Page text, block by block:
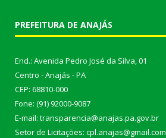
PREFEITURA DE ANAJÁS
End.: Avenida Pedro José da Silva, 01
Centro - Anajás - PA
CEP: 68810-000
Fone: (91) 92000-9087
E-mail: transparencia@anajas.pa.gov.br
Setor de Licitações: cpl.anajas@gmail.com